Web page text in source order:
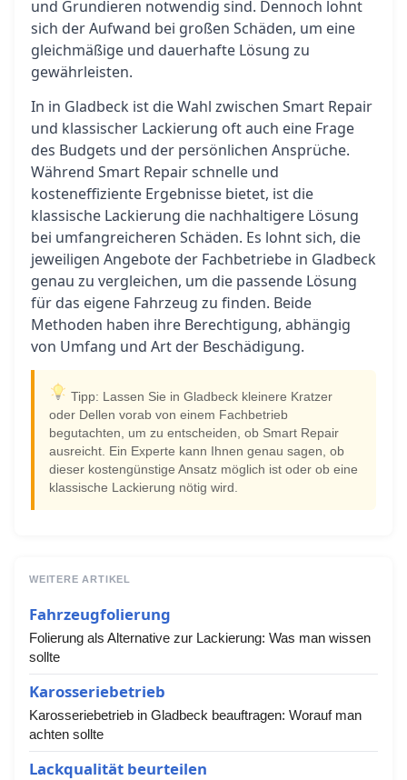
und Grundieren notwendig sind. Dennoch lohnt
sich der Aufwand bei großen Schäden, um eine
gleichmäßige und dauerhafte Lösung zu
gewährleisten.
In in Gladbeck ist die Wahl zwischen Smart Repair
und klassischer Lackierung oft auch eine Frage
des Budgets und der persönlichen Ansprüche.
Während Smart Repair schnelle und
kosteneffiziente Ergebnisse bietet, ist die
klassische Lackierung die nachhaltigere Lösung
bei umfangreicheren Schäden. Es lohnt sich, die
jeweiligen Angebote der Fachbetriebe in Gladbeck
genau zu vergleichen, um die passende Lösung
für das eigene Fahrzeug zu finden. Beide
Methoden haben ihre Berechtigung, abhängig
von Umfang und Art der Beschädigung.
Tipp: Lassen Sie in Gladbeck kleinere Kratzer
oder Dellen vorab von einem Fachbetrieb
begutachten, um zu entscheiden, ob Smart Repair
ausreicht. Ein Experte kann Ihnen genau sagen, ob
dieser kostengünstige Ansatz möglich ist oder ob eine
klassische Lackierung nötig wird.
WEITERE ARTIKEL
Fahrzeugfolierung
Folierung als Alternative zur Lackierung: Was man wissen
sollte
Karosseriebetrieb
Karosseriebetrieb in Gladbeck beauftragen: Worauf man
achten sollte
Lackqualität beurteilen